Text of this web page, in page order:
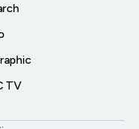
TV